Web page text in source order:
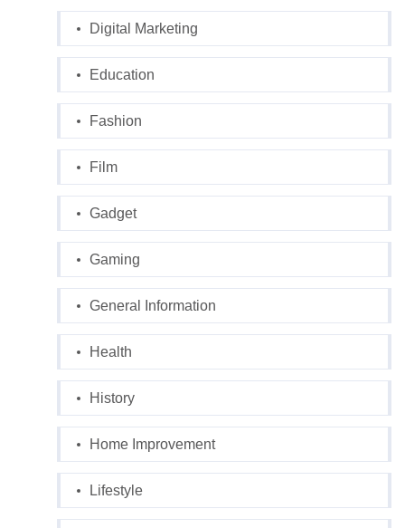
Digital Marketing
Education
Fashion
Film
Gadget
Gaming
General Information
Health
History
Home Improvement
Lifestyle